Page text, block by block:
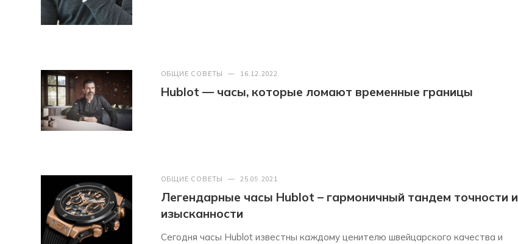
ОБЩИЕ СОВЕТЫ — 16.12.2022
Hublot — часы, которые ломают временные границы
ОБЩИЕ СОВЕТЫ — 25.09.2021
Легендарные часы Hublot – гармоничный тандем точности и
изысканности
Сегодня часы Hublot известны каждому ценителю швейцарского качества и